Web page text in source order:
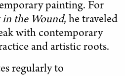
painting. For
in the Wound, he traveled
with contemporary
and artistic roots.
regularly to